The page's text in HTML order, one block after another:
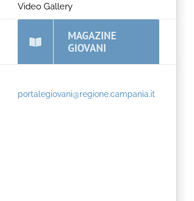
Video Gallery
MAGAZINE
GIOVANI
portalegiovani@regione.campania.it